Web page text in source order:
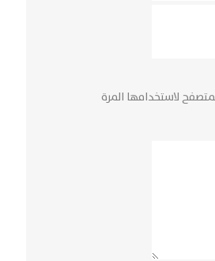
لاستخدامها المرة